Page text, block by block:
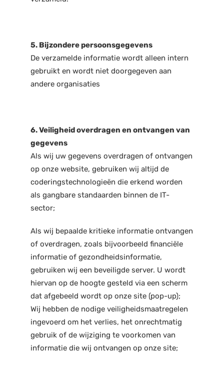
5. Bijzondere persoonsgegevens
De verzamelde informatie wordt alleen intern
gebruikt en wordt niet doorgegeven aan
andere organisaties
6. Veiligheid overdragen en ontvangen van
gegevens
Als wij uw gegevens overdragen of ontvangen
op onze website, gebruiken wij altijd de
coderingstechnologieën die erkend worden
als gangbare standaarden binnen de IT-
sector;
Als wij bepaalde kritieke informatie ontvangen
of overdragen, zoals bijvoorbeeld financiële
informatie of gezondheidsinformatie,
gebruiken wij een beveiligde server. U wordt
hiervan op de hoogte gesteld via een scherm
dat afgebeeld wordt op onze site (pop-up);
Wij hebben de nodige veiligheidsmaatregelen
ingevoerd om het verlies, het onrechtmatig
gebruik of de wijziging te voorkomen van
informatie die wij ontvangen op onze site;